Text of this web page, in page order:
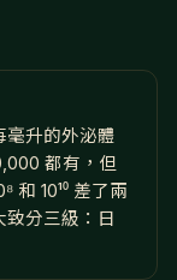
毫升的外泌體
都有，但
10¹⁰ 差了兩
分三級：日